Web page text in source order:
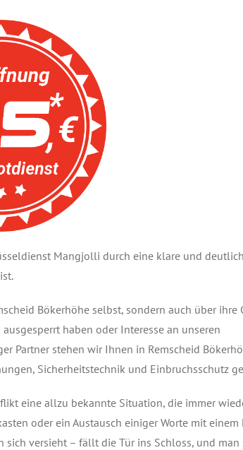
Mangjolli durch eine klare und
Bökerhöhe selbst, sondern auch über ihre
haben oder Interesse an unseren
Partner stehen wir Ihnen in Remscheid
Sicherheitstechnik und Einbruchsschutz
eine allzu bekannte Situation, die immer
oder ein Austausch einiger Worte mit einem
sich versieht – fällt die Tür ins Schloss, und man